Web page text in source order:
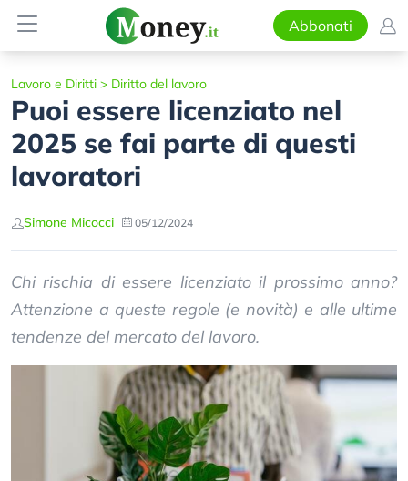
Abbonati
Lavoro e Diritti > Diritto del lavoro
Puoi essere licenziato nel
2025 se fai parte di questi
lavoratori
Simone Micocci 05/12/2024
Chi rischia di essere licenziato il prossimo anno?
Attenzione a queste regole (e novità) e alle ultime
tendenze del mercato del lavoro.